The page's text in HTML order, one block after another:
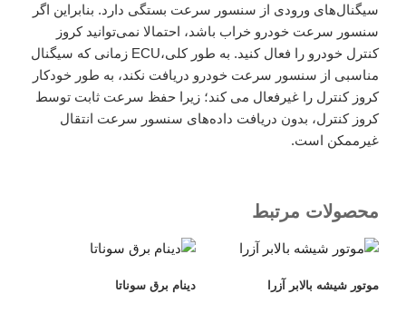
سیگنال‌های ورودی از سنسور سرعت بستگی دارد. بنابراین اگر
سنسور سرعت خودرو خراب باشد، احتمالا نمی‌توانید کروز
کنترل خودرو را فعال کنید. به طور کلی،ECU زمانی که سیگنال
مناسبی از سنسور سرعت خودرو دریافت نکند، به طور خودکار
کروز کنترل را غیرفعال می کند؛ زیرا حفظ سرعت ثابت توسط
کروز کنترل، بدون دریافت داده‌های سنسور سرعت انتقال
غیرممکن است.
محصولات مرتبط
موتور شیشه بالابر آزرا دینام برق سوناتا